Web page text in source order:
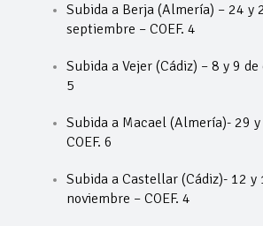
Subida a Berja (Almería) – 24 y
septiembre – COEF. 4
Subida a Vejer (Cádiz) – 8 y 9 de
5
Subida a Macael (Almería)- 29
COEF. 6
Subida a Castellar (Cádiz)- 12 y
noviembre – COEF. 4